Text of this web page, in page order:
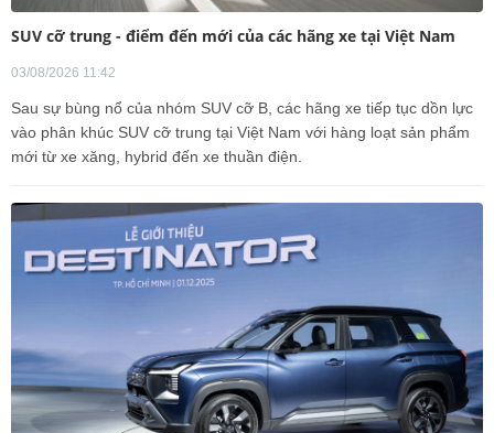
SUV cỡ trung - điểm đến mới của các hãng xe tại Việt Nam
03/08/2026 11:42
Sau sự bùng nổ của nhóm SUV cỡ B, các hãng xe tiếp tục dồn lực
vào phân khúc SUV cỡ trung tại Việt Nam với hàng loạt sản phẩm
mới từ xe xăng, hybrid đến xe thuần điện.